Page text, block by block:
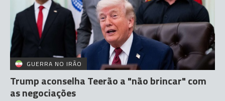
GUERRA NO IRÃO
Trump aconselha Teerão a "não brincar" com
as negociações